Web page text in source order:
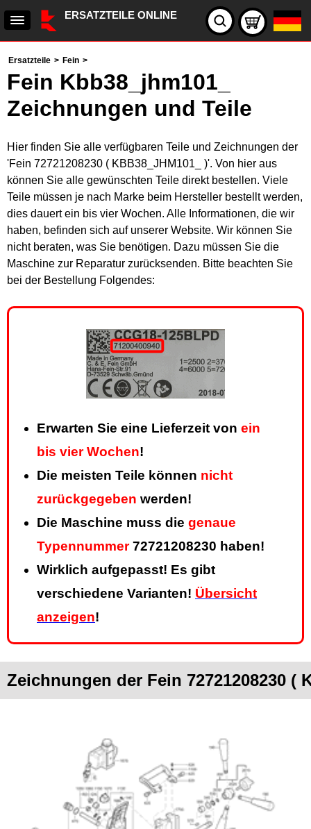
ERSATZTEILE ONLINE
Ersatzteile > Fein >
Fein Kbb38_jhm101_
Zeichnungen und Teile
Hier finden Sie alle verfügbaren Teile und Zeichnungen der
'Fein 72721208230 ( KBB38_JHM101_ )'. Von hier aus
können Sie alle gewünschten Teile direkt bestellen. Viele
Teile müssen je nach Marke beim Hersteller bestellt werden,
dies dauert ein bis vier Wochen. Alle Informationen, die wir
haben, befinden sich auf unserer Website. Wir können Sie
nicht beraten, was Sie benötigen. Dazu müssen Sie die
Maschine zur Reparatur zurücksenden. Bitte beachten Sie
bei der Bestellung Folgendes:
Erwarten Sie eine Lieferzeit von ein
bis vier Wochen!
Die meisten Teile können nicht
zurückgegeben werden!
Die Maschine muss die genaue
Typennummer72721208230 haben!
Wirklich aufgepasst! Es gibt
verschiedene Varianten! Übersicht
anzeigen!
Zeichnungen der Fein 72721208230 (